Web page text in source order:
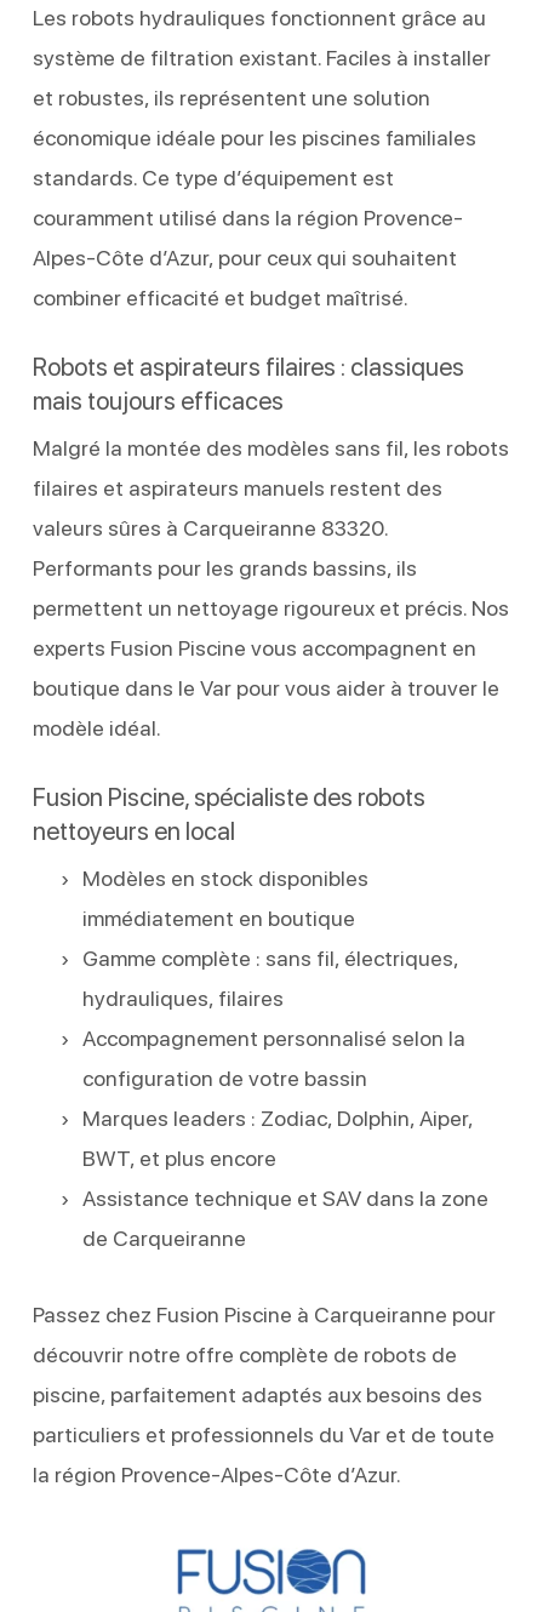
Les robots hydrauliques fonctionnent grâce au
système de filtration existant. Faciles à installer
et robustes, ils représentent une solution
économique idéale pour les piscines familiales
standards. Ce type d’équipement est
couramment utilisé dans la région Provence-
Alpes-Côte d’Azur, pour ceux qui souhaitent
combiner efficacité et budget maîtrisé.
Robots et aspirateurs filaires : classiques
mais toujours efficaces
Malgré la montée des modèles sans fil, les robots
filaires et aspirateurs manuels restent des
valeurs sûres à Carqueiranne 83320.
Performants pour les grands bassins, ils
permettent un nettoyage rigoureux et précis. Nos
experts Fusion Piscine vous accompagnent en
boutique dans le Var pour vous aider à trouver le
modèle idéal.
Fusion Piscine, spécialiste des robots
nettoyeurs en local
Modèles en stock disponibles
immédiatement en boutique
Gamme complète : sans fil, électriques,
hydrauliques, filaires
Accompagnement personnalisé selon la
configuration de votre bassin
Marques leaders : Zodiac, Dolphin, Aiper,
BWT, et plus encore
Assistance technique et SAV dans la zone
de Carqueiranne
Passez chez Fusion Piscine à Carqueiranne pour
découvrir notre offre complète de robots de
piscine, parfaitement adaptés aux besoins des
particuliers et professionnels du Var et de toute
la région Provence-Alpes-Côte d’Azur.